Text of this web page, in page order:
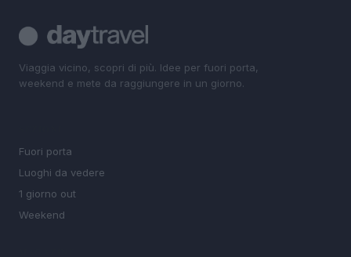
Viaggia vicino, scopri di più. Idee per fuori porta,
weekend e mete da raggiungere in un giorno.
Fuori porta
Luoghi da vedere
1 giorno out
Weekend